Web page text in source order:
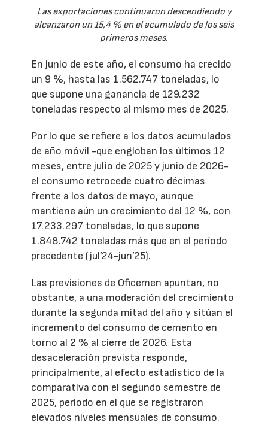
Las exportaciones continuaron descendiendo y
alcanzaron un 15,4 % en el acumulado de los seis
primeros meses.
En junio de este año, el consumo ha crecido
un 9 %, hasta las 1.562.747 toneladas, lo
que supone una ganancia de 129.232
toneladas respecto al mismo mes de 2025.
Por lo que se refiere a los datos acumulados
de año móvil -que engloban los últimos 12
meses, entre julio de 2025 y junio de 2026-
el consumo retrocede cuatro décimas
frente a los datos de mayo, aunque
mantiene aún un crecimiento del 12 %, con
17.233.297 toneladas, lo que supone
1.848.742 toneladas más que en el período
precedente (jul’24-jun’25).
Las previsiones de Oficemen apuntan, no
obstante, a una moderación del crecimiento
durante la segunda mitad del año y sitúan el
incremento del consumo de cemento en
torno al 2 % al cierre de 2026. Esta
desaceleración prevista responde,
principalmente, al efecto estadístico de la
comparativa con el segundo semestre de
2025, período en el que se registraron
elevados niveles mensuales de consumo.